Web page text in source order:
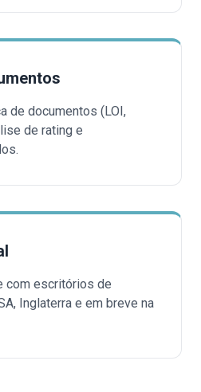
de documentos (LOI,
de rating e
com escritórios de
Inglaterra e em breve na